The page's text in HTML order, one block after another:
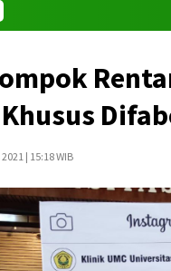
| 15:18 WIB